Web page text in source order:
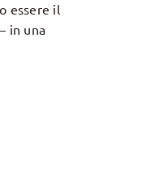
essere il
in una